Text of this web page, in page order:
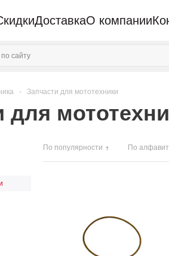
ДоставкаО компании
- Запчасти для мототехники
для
По популярности По